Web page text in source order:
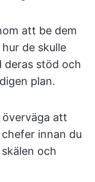
att be dem
de skulle
deras stöd och
plan.
att
innan du
och